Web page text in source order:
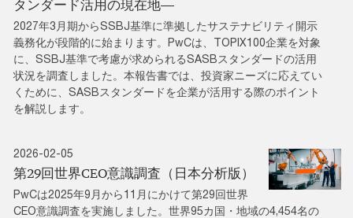
タンダード活用の現在地―
2027年3月期からSSBJ基準に準拠したサステナビリティ開示
義務化が段階的に始まります。PwCは、TOPIX100企業を対象
に、SSBJ基準で考慮が求められるSASBスタンダードの活用
状況を調査しました。本報告書では、投資家ニーズに応えてい
くために、SASBスタンダードを企業が活用する際のポイント
を解説します。
2026-02-05
第29回世界CEO意識調査（日本分析版）
PwCは2025年9月から11月にかけて第29回世界
CEO意識調査を実施しました。世界95カ国・地域の4,454名の